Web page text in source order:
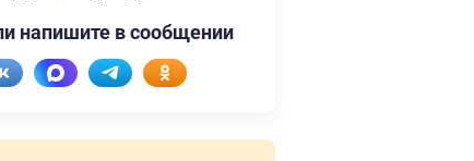
напишите в сообщении